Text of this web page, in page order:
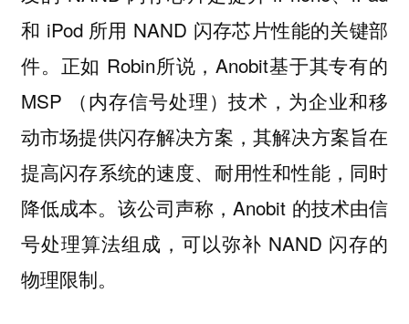
和 iPod 所用 NAND 闪存芯片性能的关键部
件。正如 Robin所说，Anobit基于其专有的
MSP （内存信号处理）技术，为企业和移
动市场提供闪存解决方案，其解决方案旨在
提高闪存系统的速度、耐用性和性能，同时
降低成本。该公司声称，Anobit 的技术由信
号处理算法组成，可以弥补 NAND 闪存的
物理限制。